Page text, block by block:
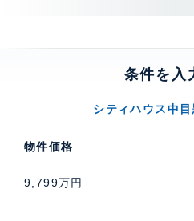
条件を入
シティハウス中
物件価格
9,799万円